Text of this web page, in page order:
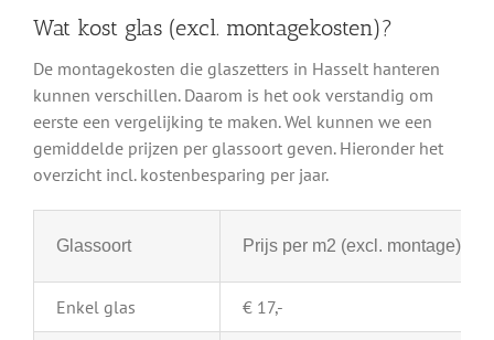
Wat kost glas (excl. montagekosten)?
De montagekosten die glaszetters in Hasselt hanteren
kunnen verschillen. Daarom is het ook verstandig om
eerste een vergelijking te maken. Wel kunnen we een
gemiddelde prijzen per glassoort geven. Hieronder het
overzicht incl. kostenbesparing per jaar.
Glassoort Prijs per m2 (excl. montage)
Enkel glas € 17,-